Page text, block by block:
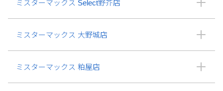
ミスターマックス Select野芥店
ミスターマックス 大野城店
ミスターマックス 粕屋店